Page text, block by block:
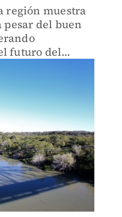
región muestra
del buen
futuro del